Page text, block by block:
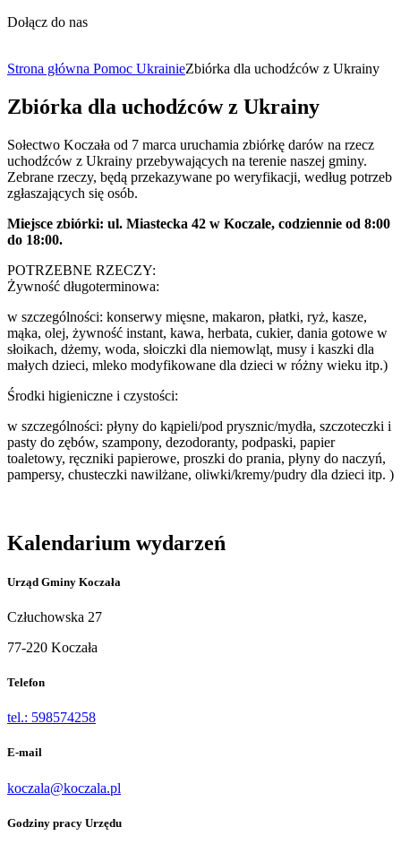
Dołącz do nas
Strona główna Pomoc UkrainieZbiórka dla uchodźców z Ukrainy
Zbiórka dla uchodźców z Ukrainy
Sołectwo Koczała od 7 marca uruchamia zbiórkę darów na rzecz
uchodźców z Ukrainy przebywających na terenie naszej gminy.
Zebrane rzeczy, będą przekazywane po weryfikacji, według potrzeb
zgłaszających się osób.
Miejsce zbiórki: ul. Miastecka 42 w Koczale, codziennie od 8:00
do 18:00.
POTRZEBNE RZECZY:
Żywność długoterminowa:
w szczególności: konserwy mięsne, makaron, płatki, ryż, kasze,
mąka, olej, żywność instant, kawa, herbata, cukier, dania gotowe w
słoikach, dżemy, woda, słoiczki dla niemowląt, musy i kaszki dla
małych dzieci, mleko modyfikowane dla dzieci w różny wieku itp.)
Środki higieniczne i czystości:
w szczególności: płyny do kąpieli/pod prysznic/mydła, szczoteczki i
pasty do zębów, szampony, dezodoranty, podpaski, papier
toaletowy, ręczniki papierowe, proszki do prania, płyny do naczyń,
pampersy, chusteczki nawilżane, oliwki/kremy/pudry dla dzieci itp. )
Kalendarium wydarzeń
Urząd Gminy Koczała
Człuchowska 27
77-220 Koczała
Telefon
tel.: 598574258
E-mail
koczala@koczala.pl
Godziny pracy Urzędu